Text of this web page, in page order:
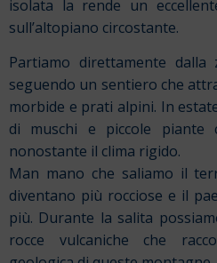
isolata la rende un
sull’altopiano circostante.
Partiamo direttamente dalla
seguendo un sentiero che
morbide e prati alpini. In
di muschi e piccole piante
nonostante il clima rigido.
Man mano che saliamo il
diventano più rocciose e il
più. Durante la salita
rocce vulcaniche che